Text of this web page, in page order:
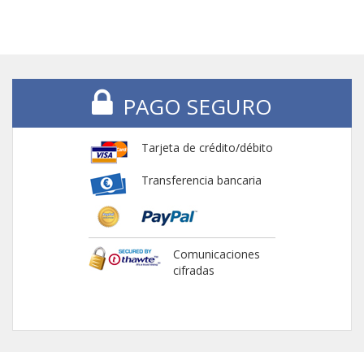
PAGO SEGURO
Tarjeta de crédito/débito
Transferencia bancaria
Comunicaciones
cifradas